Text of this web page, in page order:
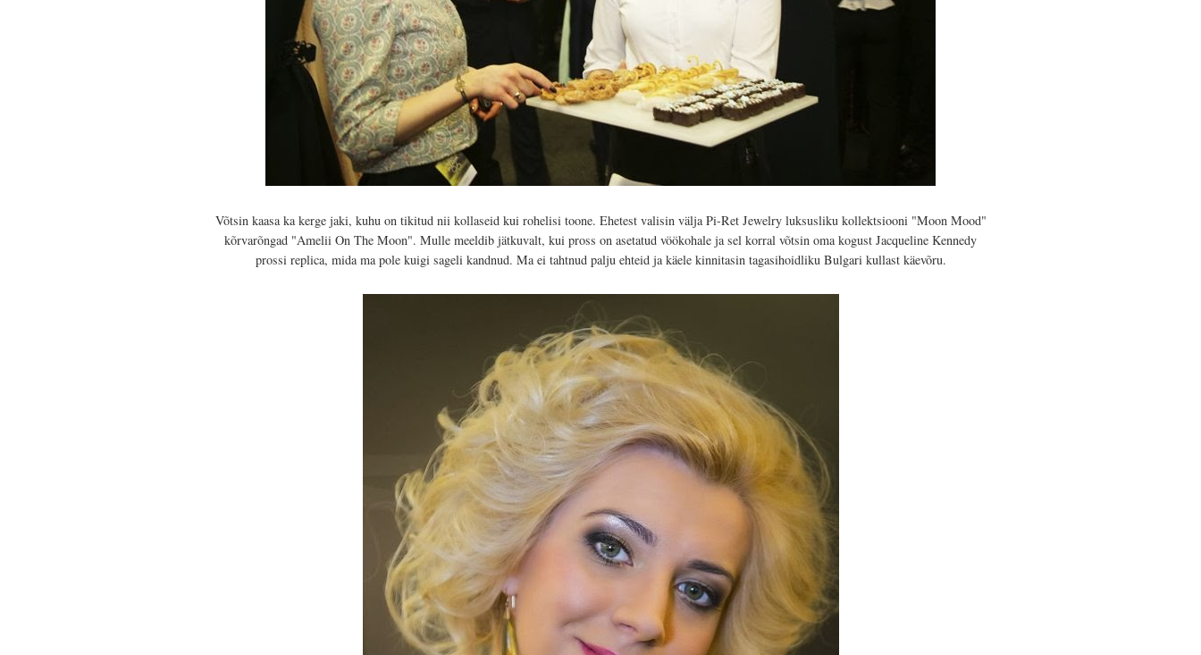
Võtsin kaasa ka kerge jaki, kuhu on tikitud nii kollaseid kui rohelisi toone. Ehetest valisin välja Pi-Ret Jewelry luksusliku kollektsiooni "Moon Mood"
kõrvarõngad "Amelii On The Moon". Mulle meeldib jätkuvalt, kui pross on asetatud vöökohale ja sel korral võtsin oma kogust Jacqueline Kennedy
prossi replica, mida ma pole kuigi sageli kandnud. Ma ei tahtnud palju ehteid ja käele kinnitasin tagasihoidliku Bulgari kullast käevõru.